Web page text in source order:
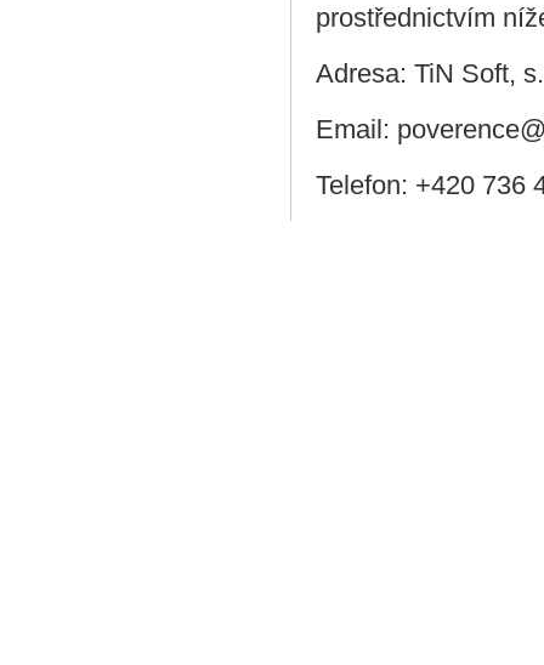
prostřednictvím
Adresa: TiN Soft,
Email:
Telefon: +420 736